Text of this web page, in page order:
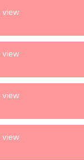
view
view
view
view